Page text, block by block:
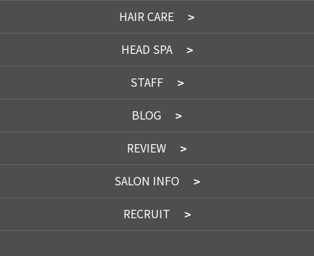
HAIR CARE
HEAD SPA
STAFF
BLOG
REVIEW
SALON INFO
RECRUIT